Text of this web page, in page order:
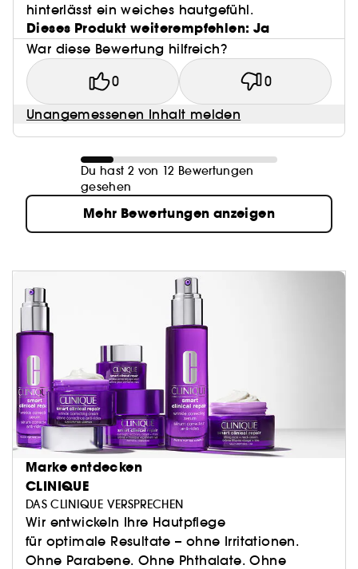
hinterlässt ein weiches hautgefühl.
Dieses Produkt weiterempfehlen: Ja
War diese Bewertung hilfreich?
0 0
Unangemessenen Inhalt melden
Du hast 2 von 12 Bewertungen
gesehen
Mehr Bewertungen anzeigen
Marke entdecken
CLINIQUE
DAS CLINIQUE VERSPRECHEN
Wir entwickeln Ihre Hautpflege
für optimale Resultate – ohne Irritationen.
Ohne Parabene. Ohne Phthalate. Ohne